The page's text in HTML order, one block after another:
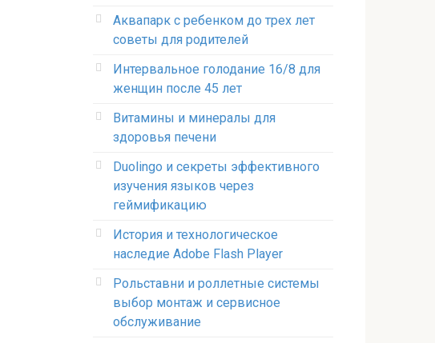
Аквапарк с ребенком до трех лет
советы для родителей
Интервальное голодание 16/8 для
женщин после 45 лет
Витамины и минералы для
здоровья печени
Duolingo и секреты эффективного
изучения языков через
геймификацию
История и технологическое
наследие Adobe Flash Player
Рольставни и роллетные системы
выбор монтаж и сервисное
обслуживание